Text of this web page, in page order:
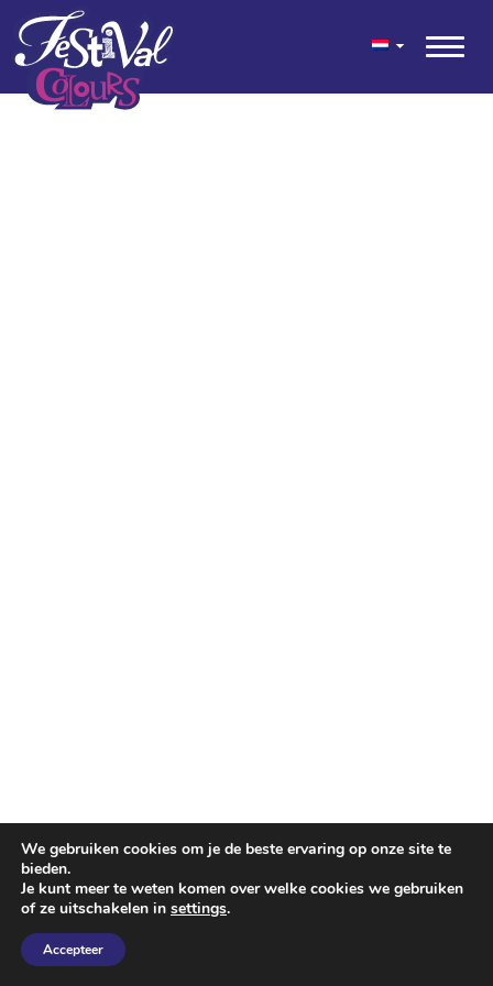
geen content gevonden
© 2026 Festival Colours® is een feestelijke mix van kleuren voor
tuin en terras ontwikkeld door Kwekerij Wouters.
We gebruiken cookies om je de beste ervaring op onze site te
bieden.
Je kunt meer te weten komen over welke cookies we gebruiken
of ze uitschakelen in settings.
Accepteer